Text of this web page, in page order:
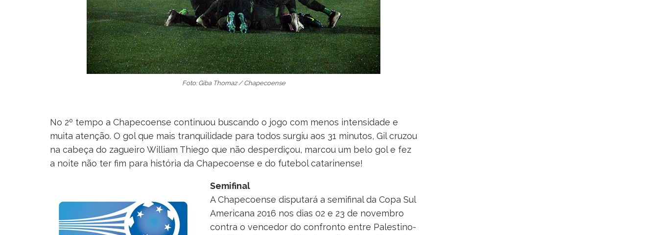
Foto: Giba Thomaz / Chapecoense
No 2º tempo a Chapecoense continuou buscando o jogo com menos intensidade e
muita atenção. O gol que mais tranquilidade para todos surgiu aos 31 minutos, Gil cruzou
na cabeça do zagueiro William Thiego que não desperdiçou, marcou um belo gol e fez
a noite não ter fim para história da Chapecoense e do futebol catarinense!
Semifinal
A Chapecoense disputará a semifinal da Copa Sul
Americana 2016 nos dias 02 e 23 de novembro
contra o vencedor do confronto entre Palestino-